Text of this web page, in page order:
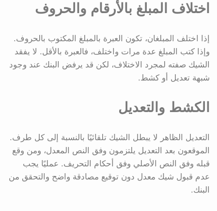
اختلاف المبلغ بالأرقام والحروف
إذا اختلف المبلغان، تكون العبرة بالمبلغ المكتوب بالحروف.
وإذا كتب المبلغ عدة مرات واختلف، فالعبرة بالأقل. لا يفقد
الشيك صفته لمجرد الاختلاف، لكن قد يرفض البنك عند وجود
شبهة تعديل أو كشط.
الكشط والتعديل
التعديل الظاهر لا يبطل الشيك تلقائيًا بالنسبة إلى كل طرف.
الموقعون بعد التعديل يلتزمون وفق النص المعدل، ومن وقع
قبله وفق النص الأصلي وفق أحكام التحريف. عمليًا يجب
عدم قبول شيك معدل دون توقيع مصادقة واضح والتحقق من
البنك.